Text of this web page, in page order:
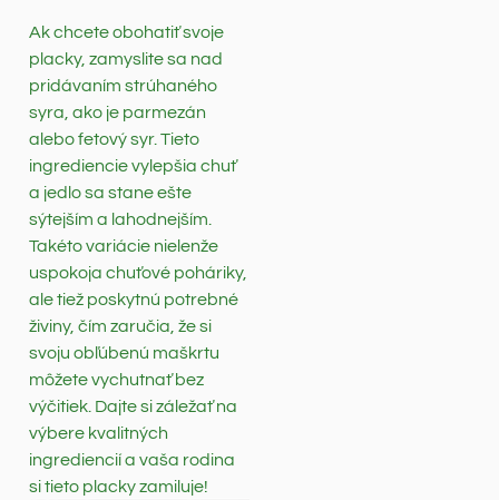
Ak chcete obohatiť svoje
placky, zamyslite sa nad
pridávaním strúhaného
syra, ako je parmezán
alebo fetový syr. Tieto
ingrediencie vylepšia chuť
a jedlo sa stane ešte
sýtejším a lahodnejším.
Takéto variácie nielenže
uspokoja chuťové poháriky,
ale tiež poskytnú potrebné
živiny, čím zaručia, že si
svoju obľúbenú maškrtu
môžete vychutnať bez
výčitiek. Dajte si záležať na
výbere kvalitných
ingrediencií a vaša rodina
si tieto placky zamiluje!